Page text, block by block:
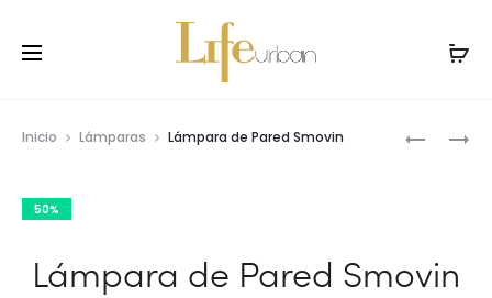
LÁMPARA
LÁMPARA
Inicio Lámparas Lámpara de Pared Smovin
50%
Lámpara de Pared Smovin